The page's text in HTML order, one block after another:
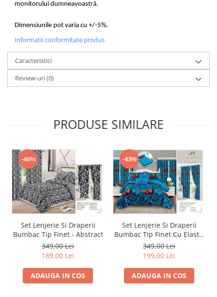
monitorului dumneavoastră.
Dimensiunile pot varia cu +/-5%.
Informatii conformitate produs
Caracteristici
Review-uri(0)
PRODUSE SIMILARE
-46%
Set Lenjerie Si Draperii
Bumbac Tip Finet - Abstract
349,00 Lei
189,00 Lei
ADAUGA IN COS
-43%
Set Lenjerie Si Draperii
Bumbac Tip Finet Cu Elastic
- Dansul Fluturilor
349,00 Lei
199,00 Lei
ADAUGA IN COS